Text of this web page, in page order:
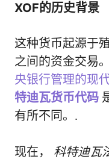
XOF的历史背景
这种货币起源于
之间的资金交易
央银行管理的现
特迪瓦货币代码
有所不同。.
现在， 科特迪瓦